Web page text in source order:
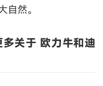
自然。
关于 欧力牛和迪